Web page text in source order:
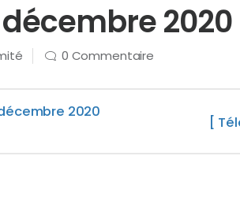
2020
0 Commentaire
2020
[